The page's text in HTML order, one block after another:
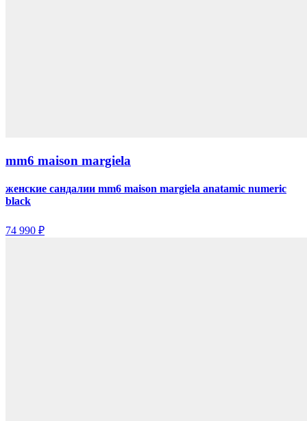
mm6 maison margiela
женские сандалии mm6 maison margiela anatamic numeric
black
74 990 ₽